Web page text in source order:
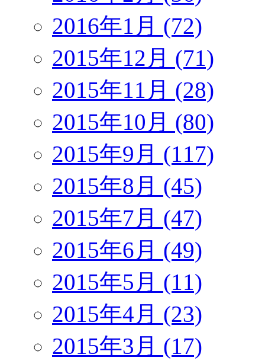
2016年1月 (72)
2015年12月 (71)
2015年11月 (28)
2015年10月 (80)
2015年9月 (117)
2015年8月 (45)
2015年7月 (47)
2015年6月 (49)
2015年5月 (11)
2015年4月 (23)
2015年3月 (17)